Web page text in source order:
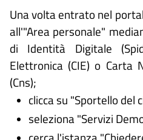
Una volta entrato nel
all'"Area personale"
di Identità Digitale (
Elettronica (CIE) o Carta
(Cns);
clicca su "Sportello del
seleziona "Servizi